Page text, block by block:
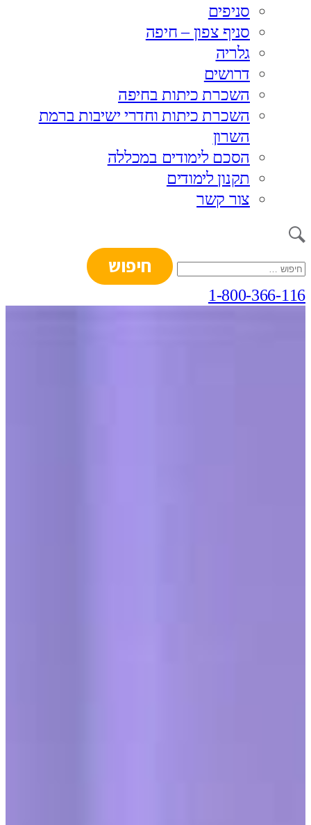
סניפים
סניף צפון – חיפה
גלריה
דרושים
השכרת כיתות בחיפה
השכרת כיתות וחדרי ישיבות ברמת
השרון
הסכם לימודים במכללה
תקנון לימודים
צור קשר
חיפוש:
1-800-366-116